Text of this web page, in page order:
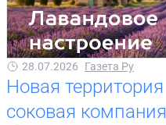
28.07.2026 Газета Ру
Новая
соковая